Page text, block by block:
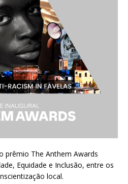
prêmio The Anthem Awards
Equidade e Inclusão, entre os
local.